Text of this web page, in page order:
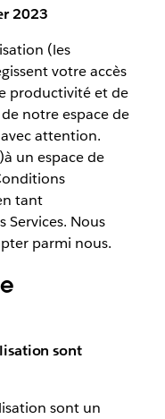
2023
(les
votre accès
productivité et de
notre espace de
attention.
un espace de
tant
Services. Nous
parmi nous.
sont
sont un